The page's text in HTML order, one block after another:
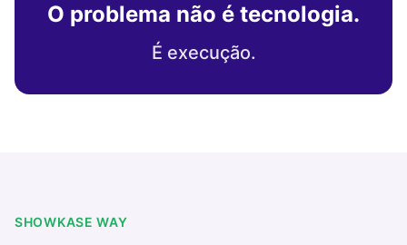
O problema não é tecnologia.
É execução.
SHOWKASE WAY